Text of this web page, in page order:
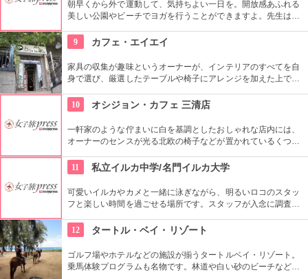
朝早くから外で運動して、気持ちよい一日を。開放感あふれる
美しい公園やビーチでヨガを行うことができますよ。先生は日
芝生エリアで無料のヨガレッスンも行っているので、初心者は
コチラもぜひ。
9 カフェ・エイエイ
家具の収集が趣味というオーナーが、インテリアのすべてを自
身で選び、厳選したテーブルや椅子にアレンジを加えた上で店
併設しています。そんな広くオシャレな店内ではコーヒーやス
イーツ、サンドイッチなども頂けます。
10 オシジョン・カフェ 三清店
一軒家のような佇まいに白を基調としたおしゃれな店内には、
オーナーのセンスが光る北欧の椅子などが置かれているくつろ
り、ラテアートを楽しめるコーヒーメニューも充実。旅行の合
間にほっと一息つける場所です。
11 私立イルカ中学/名門イルカ大学
可愛いイルカやカメと一緒に泳ぎながら、明るいロコのスタッ
フと楽しい時間を過ごせる場所です。スタッフが入念に調査す
やフラなどの“授業”もあります。“卒業”時の達成感は一緒の思い
出になりそうですね。
12 タートル・ベイ・リゾート
ゴルフ場やホテルなどの施設が揃うタートルベイ・リゾート。
乗馬体験プログラムも名物です。林道や白い砂のビーチなど、